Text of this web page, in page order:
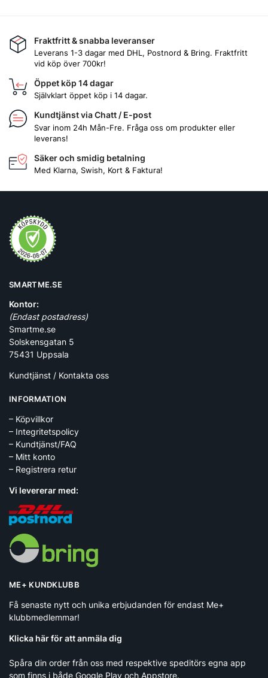
Fraktfritt & snabba leveranser
Leverans 1-3 dagar med DHL, Postnord & Bring. Fraktfritt
vid köp över 700kr!
Öppet köp 14 dagar
Självklart öppet köp i 14 dagar.
Kundtjänst via Chatt / E-post
Svar inom 24h Mån-Fre. Fråga oss om produkter eller
leverans!
Säker och smidig betalning
Med Klarna, Swish, Kort & Faktura!
SMARTME.SE
Kontor:
(Endast postadress)
Smartme.se
Solskensgatan 5
75431 Uppsala
Kundtjänst / Kontakta oss
INFORMATION
– Köpvillkor
– Integritetspolicy
– Kundtjänst/FAQ
– Mitt konto
– Registrera retur
Vi levererar med:
ME+ KUNDKLUBB
Få senaste nytt och unika erbjudanden för endast Me+
klubbmedlemmar!
Klicka här för att anmäla dig
Spåra din order från oss med respektive speditörs egna app
som finns i både Google Play och Appstore.